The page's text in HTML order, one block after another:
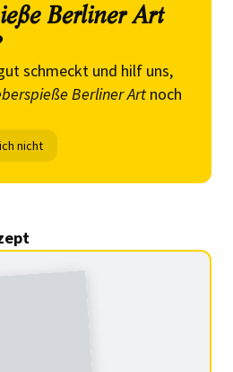
Berliner Art
schmeckt und hilf uns,
Berliner Art noch
nicht